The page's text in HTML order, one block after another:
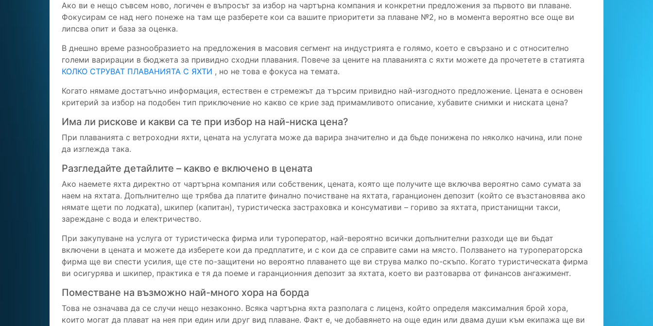
Ако ви е нещо съвсем ново, логичен е въпросът за избор на чартърна компания и конкретни предложения за първото ви плаване.
Фокусирам се над него понеже на там ще разберете кои са вашите приоритети за плаване №2, но в момента вероятно все още ви
липсва опит и база за оценка.
В днешно време разнообразието на предложения в масовия сегмент на индустрията е голямо, което е свързано и с относително
големи варирации в бюджета за привидно сходни плавания. Повече за цените на плаванията с яхти можете да прочетете в статията
КОЛКО СТРУВАТ ПЛАВАНИЯТА С ЯХТИ , но не това е фокуса на темата.
Когато нямаме достатъчно информация, естествен е стремежът да търсим привидно най-изгодното предложение. Цената е основен
критерий за избор на подобен тип приключение но какво се крие зад примамливото описание, хубавите снимки и ниската цена?
Има ли рискове и какви са те при избор на най-ниска цена?
При плаванията с ветроходни яхти, цената на услугата може да варира значително и да бъде понижена по няколко начина, или поне
да изглежда така.
Разгледайте детайлите – какво е включено в цената
Ако наемете яхта директно от чартърна компания или собственик, цената, която ще получите ще включва вероятно само сумата за
наем на яхтата. Допълнително ще трябва да платите финално почистване на яхтата, гаранционен депозит (който се възстановява ако
нямате щети по лодката), шкипер (капитан), туристическа застраховка и консумативи – гориво за яхтата, пристанищни такси,
зарежданe с вода и електричество.
При закупуване на услуга от туристическа фирма или туроператор, най-вероятно всички допълнителни разходи ще ви бъдат
включени в цената и можете да изберете кои да предплатите, и с кои да се справите сами на място. Ползването на туроператорска
фирма ще ви спести усилия, ще сте по-защитени но вероятно плаването ще ви струва малко по-скъпо. Когато туристическата фирма
ви осигурява и шкипер, практика е тя да поеме и гаранционния депозит за яхтата, което ви разтоварва от финансов ангажимент.
Поместване на възможно най-много хора на борда
Това не означава да се случи нещо незаконно. Всяка чартърна яхта разполага с лиценз, който определя максималния брой хора,
които могат да плават на нея при един или друг вид плаване. Факт е, че добавянето на още един или двама души към екипажа ще ви